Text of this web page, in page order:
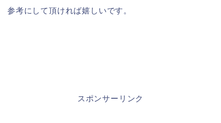
参考にして頂ければ嬉しいです。
スポンサーリンク